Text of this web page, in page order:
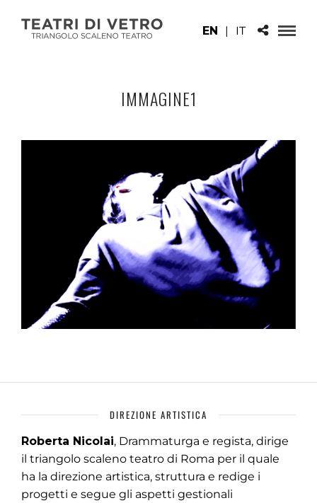
EN | IT
IMMAGINE1
DIREZIONE ARTISTICA
Roberta Nicolai, Drammaturga e regista, dirige
il triangolo scaleno teatro di Roma per il quale
ha la direzione artistica, struttura e redige i
progetti e segue gli aspetti gestionali